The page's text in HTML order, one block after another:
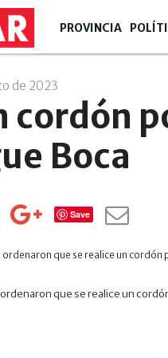
PROVINCIA
de 2023
cordón
Boca
Save
que se realice un